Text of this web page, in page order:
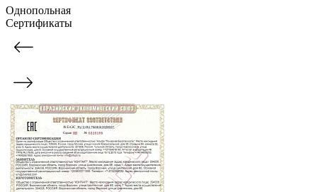
Однопольная
Сертификаты